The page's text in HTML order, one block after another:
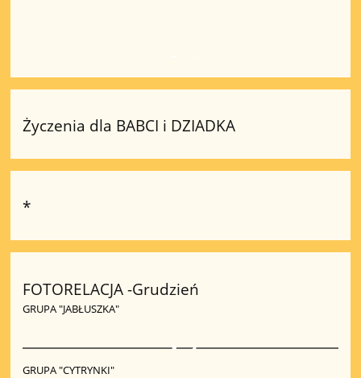
Życzenia dla BABCI i DZIADKA
*
FOTORELACJA -Grudzień
GRUPA "JABŁUSZKA"
4
GRUPA "CYTRYNKI"